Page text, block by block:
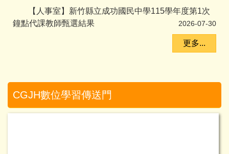
【人事室】新竹縣立成功國民中學115學年度第1次
鐘點代課教師甄選結果
2026-07-30
更多...
CGJH數位學習傳送門